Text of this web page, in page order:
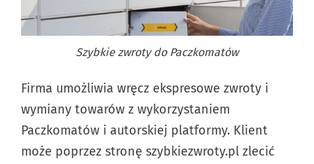
Szybkie zwroty do Paczkomatów
Firma umożliwia wręcz ekspresowe zwroty i
wymiany towarów z wykorzystaniem
Paczkomatów i autorskiej platformy. Klient
może poprzez stronę szybkiezwroty.pl zlecić